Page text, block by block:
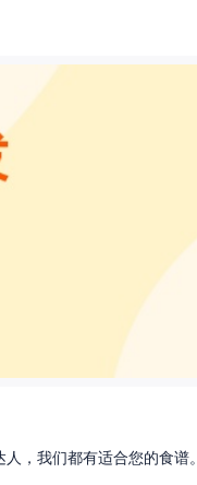
，我们都有适合您的食